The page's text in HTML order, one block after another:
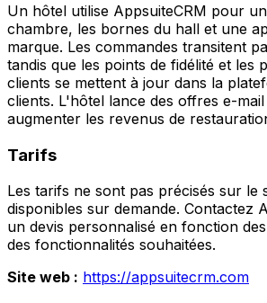
Un hôtel utilise AppsuiteCRM pour
chambre, les bornes du hall et une
marque. Les commandes transitent
tandis que les points de fidélité et les
clients se mettent à jour dans la
clients. L'hôtel lance des offres e-
augmenter les revenus de
Tarifs
Les tarifs ne sont pas précisés sur le
disponibles sur demande. Contactez
un devis personnalisé en fonction
des fonctionnalités souhaitées.
Site web : https://appsuitecrm.com